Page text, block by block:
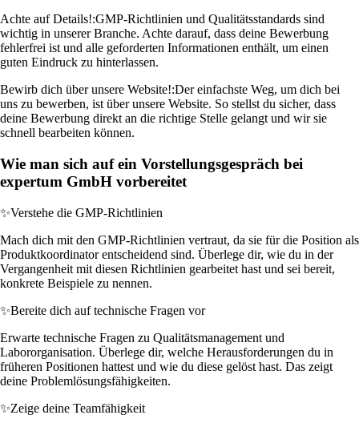
Achte auf Details!:GMP-Richtlinien und Qualitätsstandards sind
wichtig in unserer Branche. Achte darauf, dass deine Bewerbung
fehlerfrei ist und alle geforderten Informationen enthält, um einen
guten Eindruck zu hinterlassen.
Bewirb dich über unsere Website!:Der einfachste Weg, um dich bei
uns zu bewerben, ist über unsere Website. So stellst du sicher, dass
deine Bewerbung direkt an die richtige Stelle gelangt und wir sie
schnell bearbeiten können.
Wie man sich auf ein Vorstellungsgespräch bei
expertum GmbH vorbereitet
✨Verstehe die GMP-Richtlinien
Mach dich mit den GMP-Richtlinien vertraut, da sie für die Position als
Produktkoordinator entscheidend sind. Überlege dir, wie du in der
Vergangenheit mit diesen Richtlinien gearbeitet hast und sei bereit,
konkrete Beispiele zu nennen.
✨Bereite dich auf technische Fragen vor
Erwarte technische Fragen zu Qualitätsmanagement und
Labororganisation. Überlege dir, welche Herausforderungen du in
früheren Positionen hattest und wie du diese gelöst hast. Das zeigt
deine Problemlösungsfähigkeiten.
✨Zeige deine Teamfähigkeit